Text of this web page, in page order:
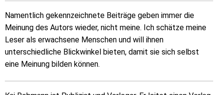
Namentlich gekennzeichnete Beiträge geben immer die
Meinung des Autors wieder, nicht meine. Ich schätze meine
Leser als erwachsene Menschen und will ihnen
unterschiedliche Blickwinkel bieten, damit sie sich selbst
eine Meinung bilden können.